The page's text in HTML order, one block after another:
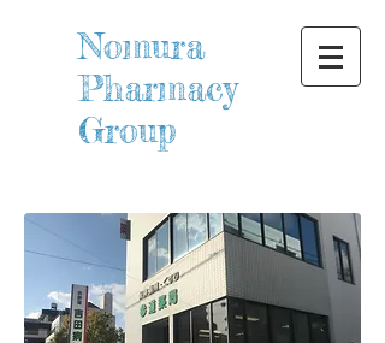
Nomura
Pharmacy
Group